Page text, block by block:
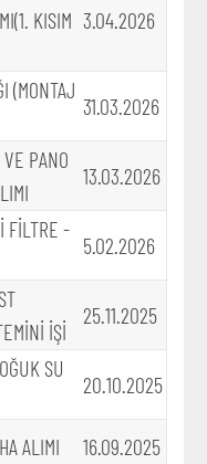
KISIM 3.04.2026
(MONTAJ
31.03.2026
PANO
13.03.2026
FİLTRE -
5.02.2026
İŞİ
25.11.2025
SU
20.10.2025
ALIMI 16.09.2025